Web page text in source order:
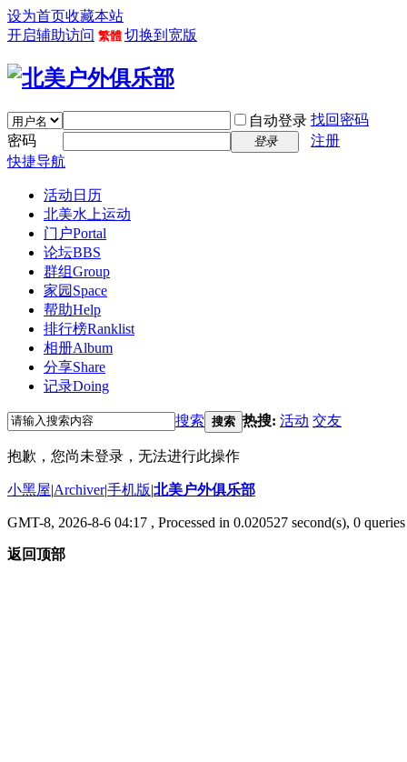
设为首页收藏本站
开启辅助访问 繁體 切换到宽版
自动登录 找回密码
密码
登录
注册
快捷导航
活动日历
北美水上运动
门户Portal
论坛BBS
群组Group
家园 Space
帮助Help
排行榜Ranklist
相册Album
分享Share
记录Doing
搜索 搜索 热搜: 活动 交友
抱歉，您尚未登录，无法进行此操作
小黑屋|Archiver|手机版|北美户外俱乐部
GMT-8, 2026-8-6 04:17 , Processed in 0.020527 second(s), 0
返回顶部